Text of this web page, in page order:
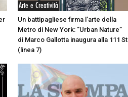
Arte e Creatività
Un battipagliese firma l’arte della
Metro di New York: “Urban Nature”
di Marco Gallotta inaugura alla 111 St
(linea 7)